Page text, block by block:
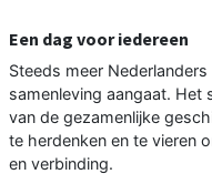
Een dag voor iedereen
Steeds meer
samenleving aangaat. Het
van de gezamenlijke
te herdenken en te vieren
en verbinding.